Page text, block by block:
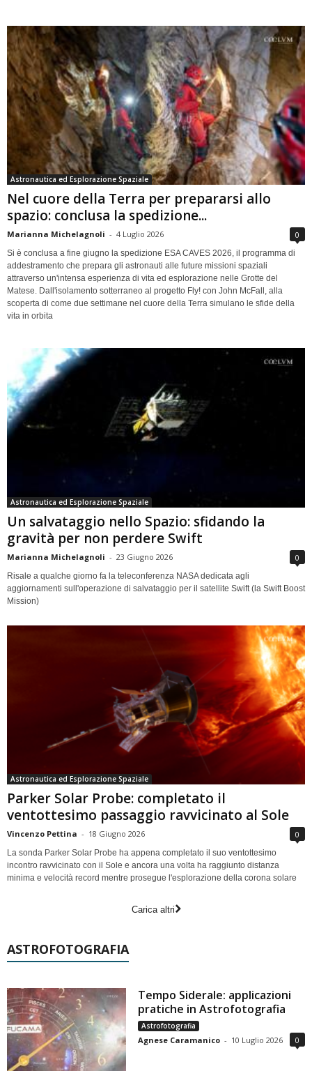
Astronautica ed Esplorazione Spaziale
Nel cuore della Terra per prepararsi allo
spazio: conclusa la spedizione...
Marianna Michelagnoli - 4 Luglio 2026 0
Si è conclusa a fine giugno la spedizione ESA CAVES 2026, il programma di
addestramento che prepara gli astronauti alle future missioni spaziali
attraverso un'intensa esperienza di vita ed esplorazione nelle Grotte del
Matese. Dall'isolamento sotterraneo al progetto Fly! con John McFall, alla
scoperta di come due settimane nel cuore della Terra simulano le sfide della
vita in orbita
Astronautica ed Esplorazione Spaziale
Un salvataggio nello Spazio: sfidando la
gravità per non perdere Swift
Marianna Michelagnoli - 23 Giugno 2026 0
Risale a qualche giorno fa la teleconferenza NASA dedicata agli
aggiornamenti sull'operazione di salvataggio per il satellite Swift (la Swift Boost
Mission)
Astronautica ed Esplorazione Spaziale
Parker Solar Probe: completato il
ventottesimo passaggio ravvicinato al Sole
Vincenzo Pettina - 18 Giugno 2026 0
La sonda Parker Solar Probe ha appena completato il suo ventottesimo
incontro ravvicinato con il Sole e ancora una volta ha raggiunto distanza
minima e velocità record mentre prosegue l'esplorazione della corona solare
Carica altri
ASTROFOTOGRAFIA
Tempo Siderale: applicazioni
pratiche in Astrofotografia
Astrofotografia
Agnese Caramanico - 10 Luglio 2026 0